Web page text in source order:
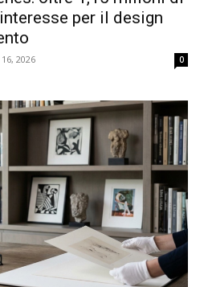
per il design
2026 0